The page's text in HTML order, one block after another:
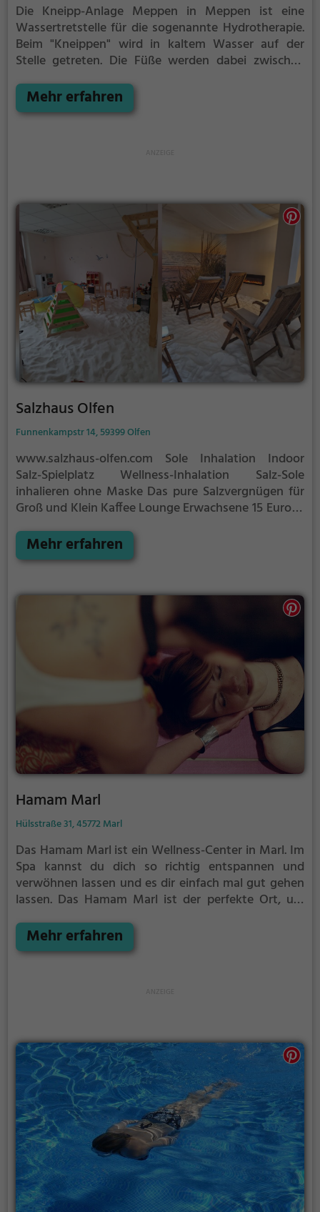
Die Kneipp-Anlage Meppen in Meppen ist eine
Wassertretstelle für die sogenannte Hydrotherapie.
Beim "Kneippen" wird in kaltem Wasser auf der
Stelle getreten. Die Füße werden dabei zwischen
Wasser herausgehoben. Nach 30 Sekunden, oder
früher, wenn du ein starkes Kältegefühl in den
Mehr erfahren
Salzhaus Olfen
Funnenkampstr 14, 59399 Olfen
www.salzhaus-olfen.com Sole Inhalation Indoor
Salz-Spielplatz Wellness-Inhalation Salz-Sole
inhalieren ohne Maske Das pure Salzvergnügen für
Groß und Klein Kaffee LoungeErwachsene 15 Euro je
Mehr erfahren
Hamam Marl
Hülsstraße 31, 45772 Marl
Das Hamam Marl ist ein Wellness-Center in Marl. Im
Spa kannst du dich so richtig entspannen und
verwöhnen lassen und es dir einfach mal gut gehen
lassen. Das Hamam Marl ist der perfekte Ort, um
auszuspannen und einfach einmal nichts zu tun.
Mehr erfahren